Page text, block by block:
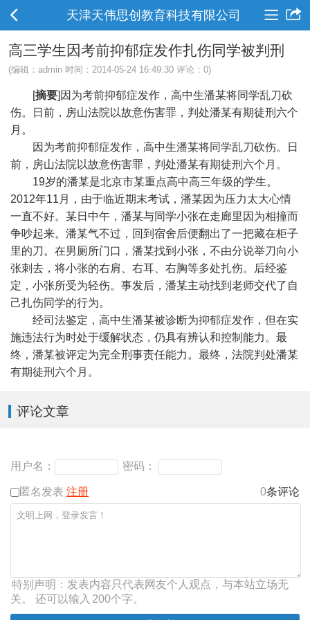
天津天伟思创教育科技有限公司
高三学生因考前抑郁症发作扎伤同学被判刑
(编辑：admin 时间：2014-05-24 16:49:30 评论： 0)
[摘要]因为考前抑郁症发作，高中生潘某将同学乱刀砍
伤。日前，房山法院以故意伤害罪，判处潘某有期徒刑六个
月。
因为考前抑郁症发作，高中生潘某将同学乱刀砍伤。日
前，房山法院以故意伤害罪，判处潘某有期徒刑六个月。
19岁的潘某是北京市某重点高中高三年级的学生。
2012年11月，由于临近期末考试，潘某因为压力太大心情
一直不好。某日中午，潘某与同学小张在走廊里因为相撞而
争吵起来。潘某气不过，回到宿舍后便翻出了一把藏在柜子
里的刀。在男厕所门口，潘某找到小张，不由分说举刀向小
张刺去，将小张的右肩、右耳、右胸等多处扎伤。后经鉴
定，小张所受为轻伤。事发后，潘某主动找到老师交代了自
己扎伤同学的行为。
经司法鉴定，高中生潘某被诊断为抑郁症发作，但在实
施违法行为时处于缓解状态，仍具有辨认和控制能力。最
终，潘某被评定为完全刑事责任能力。最终，法院判处潘某
有期徒刑六个月。
评论文章
用户名： 密码：
匿名发表 注册 0条评论
特别声明：发表内容只代表网友个人观点，与本站立场无
关。 还可以输入 200个字。